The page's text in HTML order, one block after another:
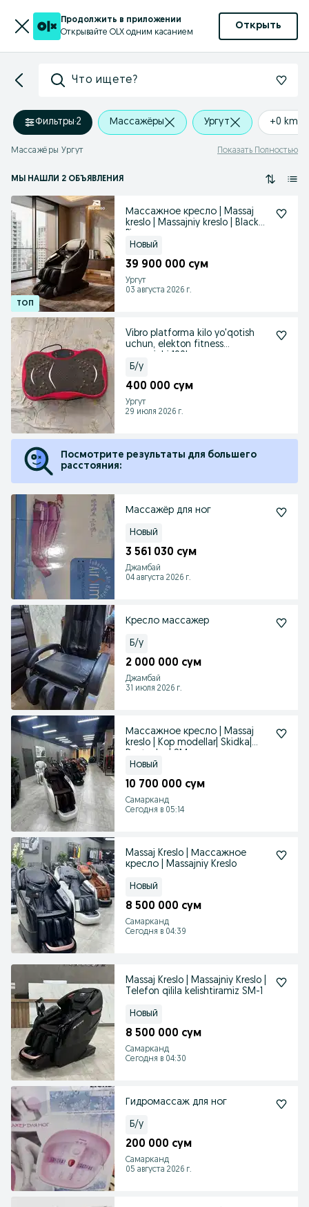
Продолжить в приложении
Открывайте OLX одним касанием
Открыть
Что ищете?
Фильтры·2 Массажёры Ургут +0 km
Массажёры Ургут Показать Полностью
МЫ НАШЛИ 2 ОБЪЯВЛЕНИЯ
Массажное кресло | Massaj
kreslo | Massajniy kreslo | Black
Новый
39 900 000 сум
Ургут
03 августа 2026 г.
Vibro platforma kilo yo'qotish
uchun, elekton fitness
Б/у
400 000 сум
Ургут
29 июля 2026 г.
Посмотрите результаты для большего
расстояния:
Массажёр для ног
Новый
3 561 030 сум
Джамбай
04 августа 2026 г.
Кресло массажер
Б/у
2 000 000 сум
Джамбай
31 июля 2026 г.
Массажное кресло | Massaj
kreslo | Kop modellar| Skidka|
Новый
10 700 000 сум
Самарканд
Сегодня в 05:14
Massaj Kreslo | Массажное
кресло | Massajniy Kreslo
Новый
8 500 000 сум
Самарканд
Сегодня в 04:39
Massaj Kreslo | Massajniy Kreslo |
Telefon qilila kelishtiramiz SM-1
Новый
8 500 000 сум
Самарканд
Сегодня в 04:30
Гидромассаж для ног
Б/у
200 000 сум
Самарканд
05 августа 2026 г.